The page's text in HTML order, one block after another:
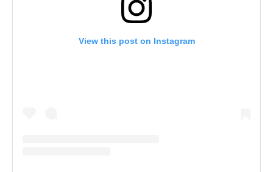
View this post on Instagram